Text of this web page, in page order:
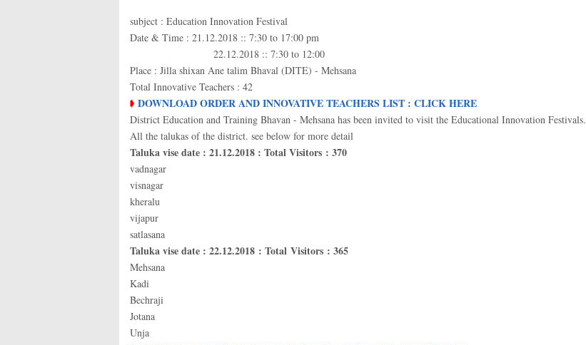
subject : Education Innovation Festival
Date & Time : 21.12.2018 :: 7:30 to 17:00 pm
22.12.2018 :: 7:30 to 12:00
Place : Jilla shixan Ane talim Bhaval (DITE) - Mehsana
Total Innovative Teachers : 42
➧ DOWNLOAD ORDER AND INNOVATIVE TEACHERS LIST : CLICK HERE
District Education and Training Bhavan - Mehsana has been invited to visit the Educational Innovation Festivals.
All the talukas of the district. see below for more detail
Taluka vise date : 21.12.2018 : Total Visitors : 370
vadnagar
visnagar
kheralu
vijapur
satlasana
Taluka vise date : 22.12.2018 : Total Visitors : 365
Mehsana
Kadi
Bechraji
Jotana
Unja